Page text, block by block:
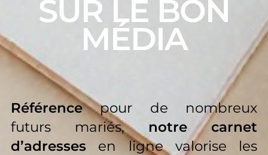
SUR LE BON
MÉDIA
Référencepour de nombreux
futurs mariés, notre carnet
d’adressesen ligne valorise les